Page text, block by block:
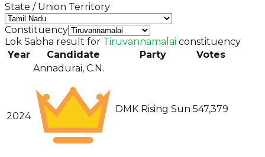
State / Union Territory
Constituency
Lok Sabha result for Tiruvannamalai constituency
Year
Candidate Party Votes
2024
Annadurai, C.N.
DMK Rising Sun 547,379